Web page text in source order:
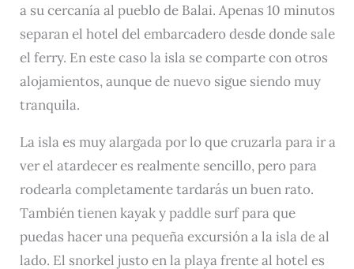
a su cercanía al pueblo de Balai. Apenas 10 minutos
separan el hotel del embarcadero desde donde sale
el ferry. En este caso la isla se comparte con otros
alojamientos, aunque de nuevo sigue siendo muy
tranquila.
La isla es muy alargada por lo que cruzarla para ir a
ver el atardecer es realmente sencillo, pero para
rodearla completamente tardarás un buen rato.
También tienen kayak y paddle surf para que
puedas hacer una pequeña excursión a la isla de al
lado. El snorkel justo en la playa frente al hotel es